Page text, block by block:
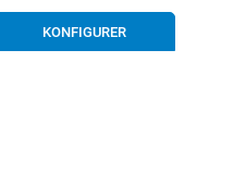
KONFIGURER